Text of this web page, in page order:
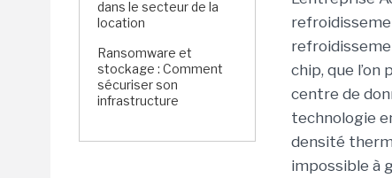
dans le secteur de la
location
Ransomware et
stockage : Comment
sécuriser son
infrastructure
chip, que
centre de
technologie
densité
impossible à